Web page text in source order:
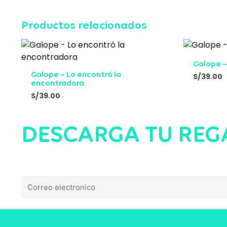
Productos relacionados
Galope – Lo encontró la
encontradora
S/39.00
Galope
S/39.00
DESCARGA TU